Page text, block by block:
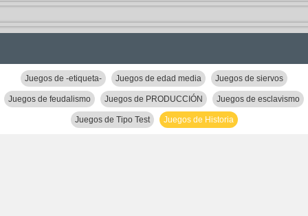
Juegos de -etiqueta- Juegos de edad media Juegos de siervos
Juegos de feudalismo Juegos de PRODUCCIÓN Juegos de esclavismo
Juegos de Tipo Test Juegos de Historia